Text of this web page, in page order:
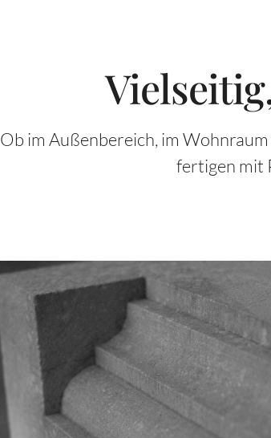
Ob im Außenbereich, im
fertigen mit